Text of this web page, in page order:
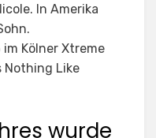
In Amerika
Kölner Xtreme
Nothing Like
wurde